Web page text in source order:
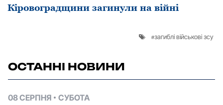
Кіровоградщини загинули на війні
загиблі військові зсу
ОСТАННІ НОВИНИ
08 СЕРПНЯ СУБОТА